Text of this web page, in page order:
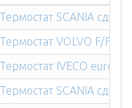
Термостат SCANIA
Термостат VOLVO F/FH12
Термостат IVECO
Термостат SCANIA